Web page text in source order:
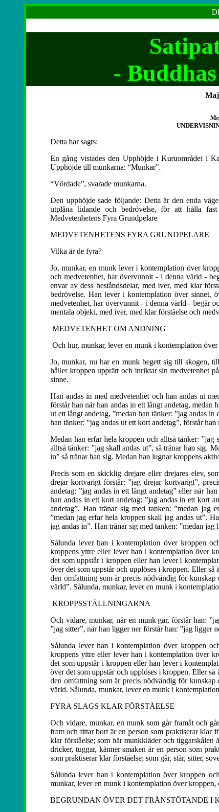
-
Detta har sagts:
En gång vistades den Upphöjde i Kuruområdet i
Upphöjde till munkarna: “Munkar”.
“Vördade”, svarade munkarna.
Den upphöjde sade följande: Detta är den enda
utplåna lidande och bedrövelse, för att hålla
Medvetenhetens Fyra Grundpelare
MEDVETENHETENS FYRA GRUNDPELARE
Vilka är de fyra?
Jo, munkar, en munk lever i kontemplation över
och medvetenhet, har övervunnit - i denna värld -
envar av dess beståndsdelar, med iver, med klar
bedrövelse. Han lever i kontemplation över sinnet,
medvetenhet, har övervunnit - i denna värld - begär
mentala objekt, med iver, med klar förståelse och
MEDVETENHET OM ANDNING
Och hur, munkar, lever en munk i kontemplation
Jo, munkar, nu har en munk begett sig till skogen,
håller kroppen upprätt och inriktar sin medvetenhet
sinne.
Han andas in med medvetenhet och han andas ut
förstår han när han andas in ett långt andetag, medan
ut ett långt andetag, ”medan han tänker: ”jag andas
han tänker: ”jag andas ut ett kort andetag”, förstår
Medan han erfar hela kroppen och alltså tänker:
alltså tänker: ”jag skall andas ut”, så tränar han sig.
in” så tränar han sig. Medan han lugnar kroppens
Precis som en skicklig drejare eller drejares elev,
drejar kortvarigt förstår: ”jag drejar kortvarigt”,
andetag: ”jag andas in ett långt andetag” eller när
han andas in ett kort andetag: ”jag andas in ett kort
andetag”. Han tränar sig med tanken: ”medan jag
”medan jag erfar hela kroppen skall jag andas ut”.
jag andas in”. Han tränar sig med tanken: ”medan
Sålunda lever han i kontemplation över kroppen
kroppens yttre eller lever han i kontemplation över
det som uppstår i kroppen eller han lever i
över det som uppstår och upplöses i kroppen. Eller
den omfattning som är precis nödvändig för
värld”. Sålunda, munkar, lever en munk i
KROPPSSTÄLLNINGARNA
Och vidare, munkar, när en munk går, förstår han:
”jag sitter”, när han ligger ner förstår han: ”jag ligger
Sålunda lever han i kontemplation över kroppen
kroppens yttre eller lever han i kontemplation över
det som uppstår i kroppen eller han lever i
över det som uppstår och upplöses i kroppen. Eller
den omfattning som är precis nödvändig för
värld. Sålunda, munkar, lever en munk i
FYRA SLAGS KLAR FÖRSTÅELSE
Och vidare, munkar, en munk som går framåt och
fram och tittar bort är en person som praktiserar klar
klar förståelse; som bär munkkläder och tiggarskålen
dricker, tuggar, känner smaken är en person som
som praktiserar klar förståelse; som går, står, sitter,
Sålunda lever han i kontemplation över kroppen
munkar, lever en munk i kontemplation över kroppen,
BEGRUNDAN ÖVER DET FRÅNSTÖTANDE I